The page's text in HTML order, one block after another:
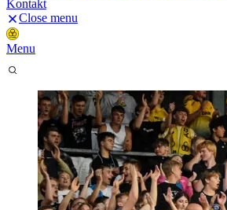
Kontakt
Close menu
Menu